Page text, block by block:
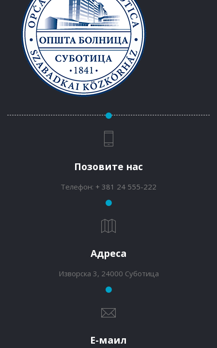
Позовите нас
Телефон: + 381 24 555-222
Адреса
Изворска 3, 24000 Суботица
Е-маил